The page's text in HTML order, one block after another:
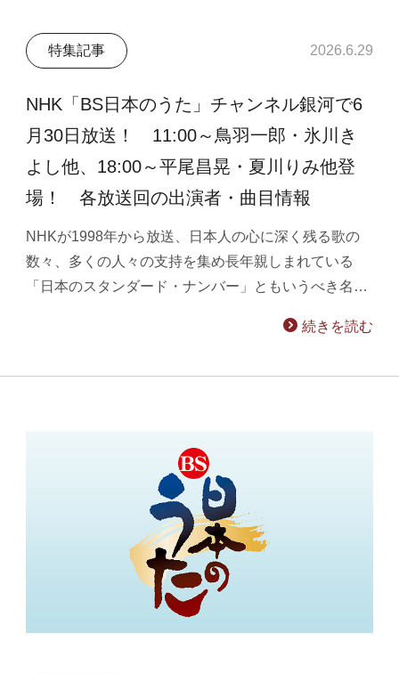
特集記事 2026.6.29
NHK「BS日本のうた」チャンネル銀河で6
月30日放送！ 11:00～鳥羽一郎・氷川き
よし他、18:00～平尾昌晃・夏川りみ他登
場！ 各放送回の出演者・曲目情報
NHKが1998年から放送、日本人の心に深く残る歌の
数々、多くの人々の支持を集め長年親しまれている
「日本のスタンダード・ナンバー」ともいうべき名…
続きを読む